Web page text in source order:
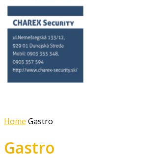
Home Gastro
Gastro